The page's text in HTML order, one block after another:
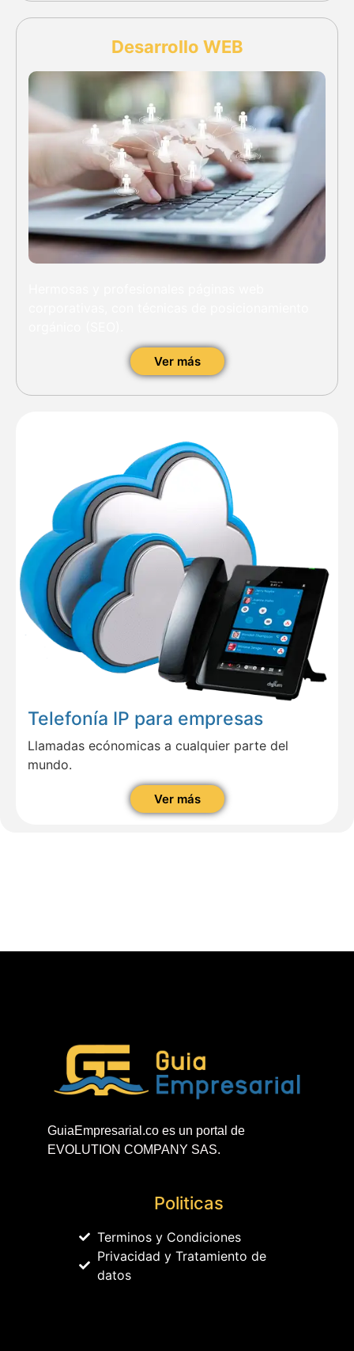
Desarrollo WEB
Ver más
Telefonía IP para empresas
Llamadas ecónomicas a cualquier parte del
mundo.
Ver más
GuiaEmpresarial.co es un portal de
EVOLUTION COMPANY SAS.
Politicas
Terminos y Condiciones
Privacidad y Tratamiento de
datos